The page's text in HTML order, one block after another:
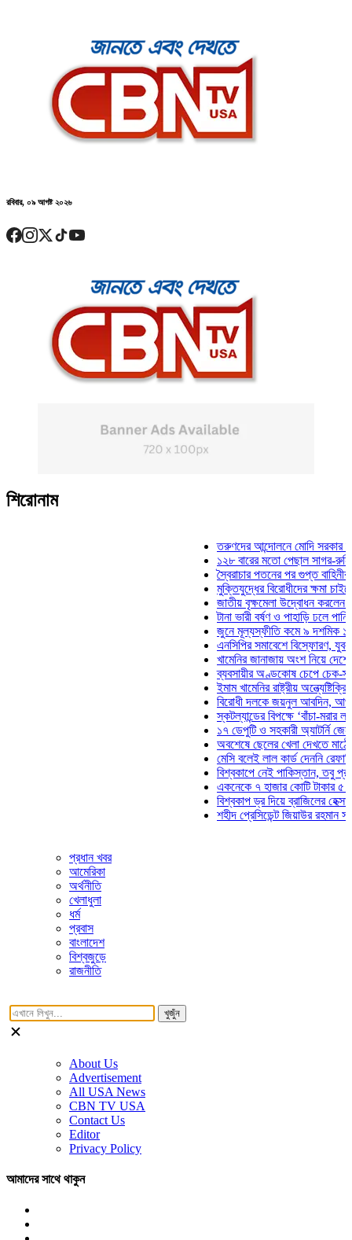
রবিবার, ০৯ আগষ্ট ২০২৬
শিরোনাম
তরুণদের আন্দোলনে মোদি সরকার দুর্বল
১২৮ বারের মতো পেছাল সাগর-রুনি
স্বৈরাচার পতনের পর গুপ্ত বাহিনীর
মুক্তিযুদ্ধের বিরোধীদের ক্ষমা চাইতে
জাতীয় বৃক্ষমেলা উদ্বোধন করলেন
টানা ভারী বর্ষণ ও পাহাড়ি ঢলে পানিবন্দি
জুনে মূল্যস্ফীতি কমে ৯ দশমিক ১৬
এনসিপির সমাবেশে বিস্ফোরণ,
খামেনির জানাজায় অংশ নিয়ে দেশে
ব্যবসায়ীর অণ্ডকোষ চেপে চেক-
ইমাম খামেনির রাষ্ট্রীয়
বিরোধী দলকে জয়নুল আবদিন, আপনারা
স্কটল্যান্ডের বিপক্ষে ‘বাঁচা-মরার
১৭ ডেপুটি ও সহকারী অ্যাটর্নি
অবশেষে ছেলের খেলা দেখতে মাঠে
মেসি বলেই লাল কার্ড দেননি রেফারি!
বিশ্বকাপে নেই পাকিস্তান, তবু
একনেকে ৭ হাজার কোটি টাকার ৫
বিশ্বকাপ ড্র দিয়ে ব্রাজিলের হেক্সা
শহীদ প্রেসিডেন্ট জিয়াউর রহমান
প্রধান খবর
আমেরিকা
অর্থনীতি
খেলাধুলা
ধর্ম
প্রবাস
বাংলাদেশ
বিশ্বজুড়ে
রাজনীতি
খুজুঁন
About Us
Advertisement
All USA News
CBN TV USA
Contact Us
Editor
Privacy Policy
আমাদের সাথে থাকুন